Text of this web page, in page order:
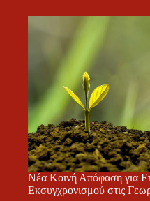
Νέα Κοινή Απόφαση για
Εκσυγχρονισμού στις